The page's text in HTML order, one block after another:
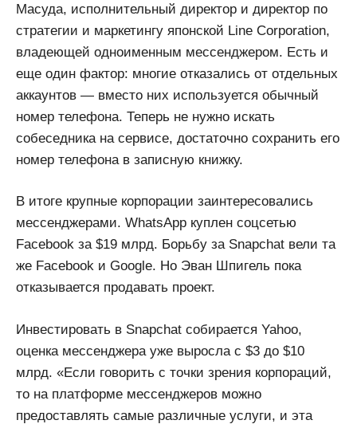
Масуда, исполнительный директор и директор по
стратегии и маркетингу японской Line Corporation,
владеющей одноименным мессенджером. Есть и
еще один фактор: многие отказались от отдельных
аккаунтов — вместо них используется обычный
номер телефона. Теперь не нужно искать
собеседника на сервисе, достаточно сохранить его
номер телефона в записную книжку.
В итоге крупные корпорации заинтересовались
мессенджерами. WhatsApp куплен соцсетью
Facebook за $19 млрд. Борьбу за Snapchat вели та
же Facebook и Google. Но Эван Шпигель пока
отказывается продавать проект.
Инвестировать в Snapchat собирается Yahoo,
оценка мессенджера уже выросла с $3 до $10
млрд. «Если говорить с точки зрения корпораций,
то на платформе мессенджеров можно
предоставлять самые различные услуги, и эта